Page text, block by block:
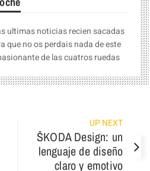
ultimas noticias recien sacadas
que no os perdais nada de este
de las cuatros ruedas
UP NEXT
ŠKODA Design: un
lenguaje de diseño
claro y emotivo